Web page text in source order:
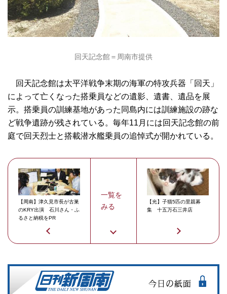
回天記念館＝周南市提供
回天記念館は太平洋戦争末期の海軍の特攻兵器「回天」
によって亡くなった搭乗員などの遺影、遺書、遺品を展
示。搭乗員の訓練基地があった同島内には訓練施設の跡な
ど戦争遺跡が残されている。毎年11月には回天記念館の前
庭で回天烈士と搭載潜水艦乗員の追悼式が開かれている。
【周南】津久見市長が古巣
のKRY出演 石川さん・ふ
るさと納税をPR
一覧を
みる
【光】子猫5匹の里親募
集 十五万石三井店